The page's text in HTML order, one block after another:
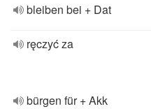
bleiben bei + Dat
ręczyć za
bürgen für + Akk